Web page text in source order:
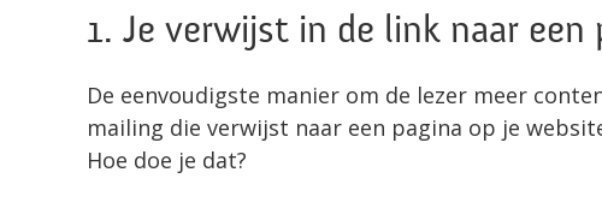
1. Je verwijst in de link naar een
De eenvoudigste manier om de lezer meer
mailing die verwijst naar een pagina op je
Hoe doe je dat?